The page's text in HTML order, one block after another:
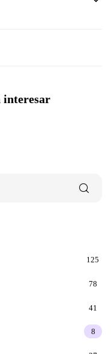
interesar
125
78
41
8